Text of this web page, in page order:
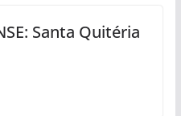
Santa Quitéria